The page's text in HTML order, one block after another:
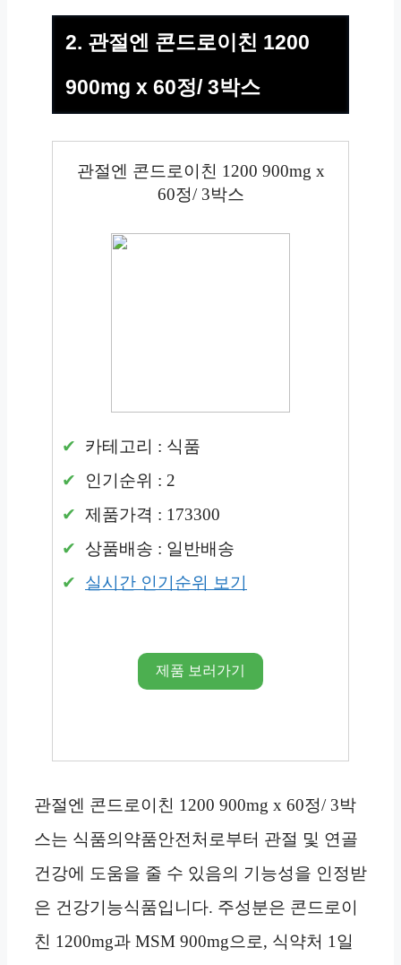
2. 관절엔 콘드로이친 1200
900mg x 60정/ 3박스
관절엔 콘드로이친 1200 900mg x
60정/ 3박스
카테고리 : 식품
인기순위 : 2
제품가격 : 173300
상품배송 : 일반배송
실시간 인기순위 보기
제품 보러가기
관절엔 콘드로이친 1200 900mg x 60정/ 3박
스는 식품의약품안전처로부터 관절 및 연골
건강에 도움을 줄 수 있음의 기능성을 인정받
은 건강기능식품입니다. 주성분은 콘드로이
친 1200mg과 MSM 900mg으로, 식약처 1일